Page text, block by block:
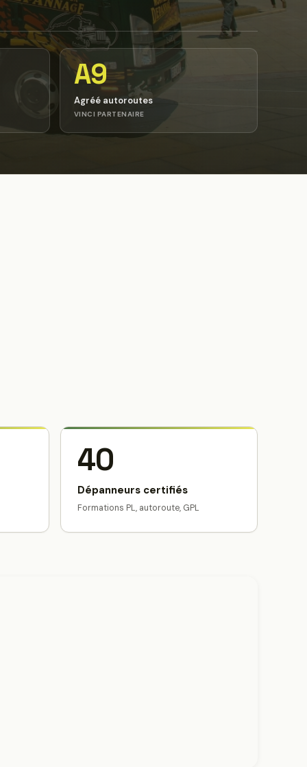
A9
Agréé autoroutes
VINCI PARTENAIRE
40
Dépanneurs certifiés
Formations PL, autoroute, GPL